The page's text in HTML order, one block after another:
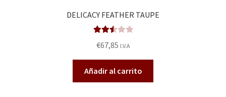
DELICACY FEATHER TAUPE
do en
de 5
€67,85 I.V.A
Añadir al carrito